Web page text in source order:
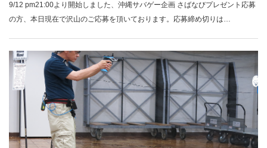
9/12 pm21:00より開始しました、沖縄サバゲー企画 さばなびプレゼント応募
の方、本日現在で沢山のご応募を頂いております。応募締め切りは…